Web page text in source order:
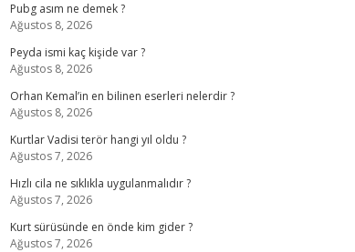
Pubg asım ne demek ?
Ağustos 8, 2026
Peyda ismi kaç kişide var ?
Ağustos 8, 2026
Orhan Kemal’in en bilinen eserleri nelerdir ?
Ağustos 8, 2026
Kurtlar Vadisi terör hangi yıl oldu ?
Ağustos 7, 2026
Hızlı cila ne sıklıkla uygulanmalıdır ?
Ağustos 7, 2026
Kurt sürüsünde en önde kim gider ?
Ağustos 7, 2026